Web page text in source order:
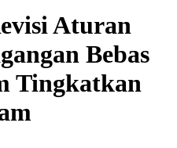
Aturan
Bebas
Tingkatkan